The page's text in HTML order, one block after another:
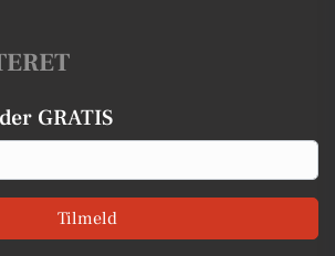
GRATIS
Tilmeld